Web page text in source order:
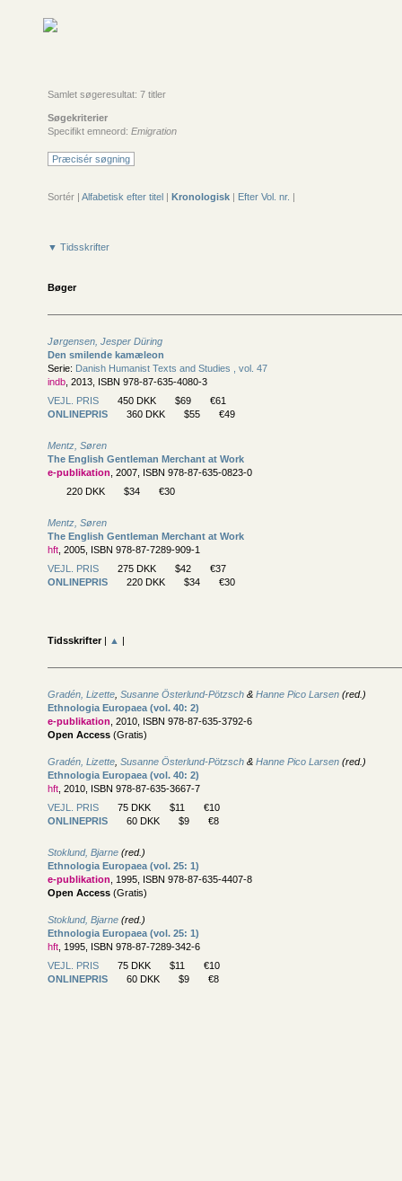
Samlet søgeresultat: 7 titler
Søgekriterier
Specifikt emneord: Emigration
Præcisér søgning
Sortér | Alfabetisk efter titel | Kronologisk | Efter Vol. nr. |
▼ Tidsskrifter
Bøger
Jørgensen, Jesper Düring
Den smilende kamæleon
Serie: Danish Humanist Texts and Studies , vol. 47
indb , 2013, ISBN 978-87-635-4080-3
VEJL. PRIS
450 DKK $69
€61
ONLINEPRIS
360 DKK $55 €49
Mentz, Søren
The English Gentleman Merchant at Work
e-publikation , 2007, ISBN 978-87-635-0823-0
220 DKK
$34 €30
Mentz, Søren
The English Gentleman Merchant at Work
hft , 2005, ISBN 978-87-7289-909-1
VEJL. PRIS
275 DKK $42
€37
ONLINEPRIS
220 DKK $34 €30
Tidsskrifter| ▲ |
Gradén, Lizette Susanne Österlund-Pötzsch & Hanne Pico Larsen (red.)
Ethnologia Europaea (vol. 40: 2)
e-publikation , 2010, ISBN 978-87-635-3792-6
Open Access (Gratis)
Gradén, Lizette Susanne Österlund-Pötzsch & Hanne Pico Larsen (red.)
Ethnologia Europaea (vol. 40: 2)
hft , 2010, ISBN 978-87-635-3667-7
VEJL. PRIS
75 DKK $11
€10
ONLINEPRIS
60 DKK $9 €8
Stoklund, Bjarne (red.)
Ethnologia Europaea (vol. 25: 1)
e-publikation , 1995, ISBN 978-87-635-4407-8
Open Access (Gratis)
Stoklund, Bjarne (red.)
Ethnologia Europaea (vol. 25: 1)
hft , 1995, ISBN 978-87-7289-342-6
VEJL. PRIS
75 DKK $11
€10
ONLINEPRIS
60 DKK $9 €8